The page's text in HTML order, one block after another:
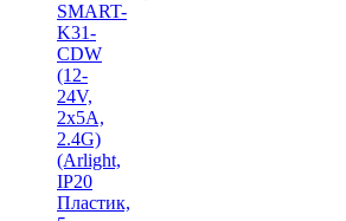
SMART-
K31-
CDW
(12-
24V,
2x5A,
2.4G)
(Arlight,
IP20
Пластик,